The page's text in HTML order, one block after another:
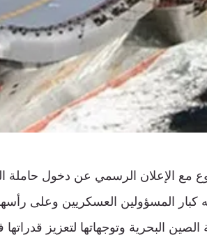
مع الإعلان الرسمي عن دخول حاملة
كبار المسؤولين العسكريين وعلى
البحرية وتوجهاتها لتعزيز